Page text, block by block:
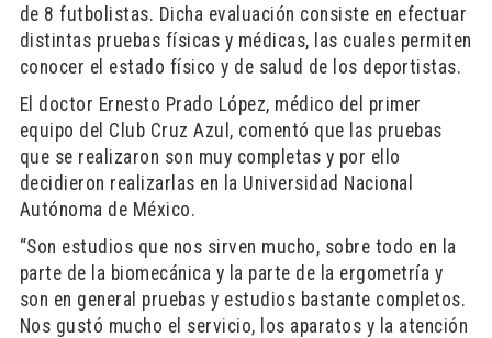
de 8 futbolistas. Dicha evaluación consiste en efectuar
distintas pruebas físicas y médicas, las cuales permiten
conocer el estado físico y de salud de los deportistas.
El doctor Ernesto Prado López, médico del primer
equipo del Club Cruz Azul, comentó que las pruebas
que se realizaron son muy completas y por ello
decidieron realizarlas en la Universidad Nacional
Autónoma de México.
“Son estudios que nos sirven mucho, sobre todo en la
parte de la biomecánica y la parte de la ergometría y
son en general pruebas y estudios bastante completos.
Nos gustó mucho el servicio, los aparatos y la atención